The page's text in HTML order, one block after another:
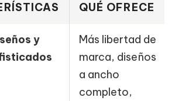
QUÉ OFRECE
y
Más libertad de
marca, diseños
a ancho
completo,